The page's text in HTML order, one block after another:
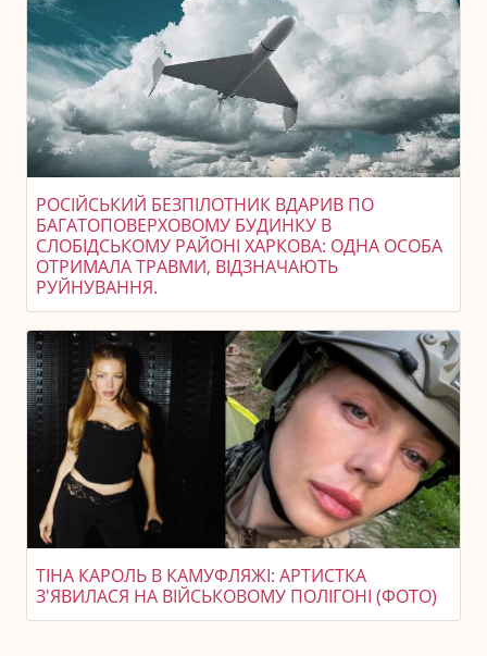
РОСІЙСЬКИЙ БЕЗПІЛОТНИК ВДАРИВ ПО
БАГАТОПОВЕРХОВОМУ БУДИНКУ В
СЛОБІДСЬКОМУ РАЙОНІ ХАРКОВА: ОДНА ОСОБА
ОТРИМАЛА ТРАВМИ, ВІДЗНАЧАЮТЬ
РУЙНУВАННЯ.
ТІНА КАРОЛЬ В КАМУФЛЯЖІ: АРТИСТКА
З'ЯВИЛАСЯ НА ВІЙСЬКОВОМУ ПОЛІГОНІ (ФОТО)